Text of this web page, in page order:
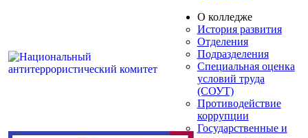
О колледже
История развития
Отделения
Подразделения
Специальная оценка
условий труда
(СОУТ)
Противодействие
коррупции
Государственные и